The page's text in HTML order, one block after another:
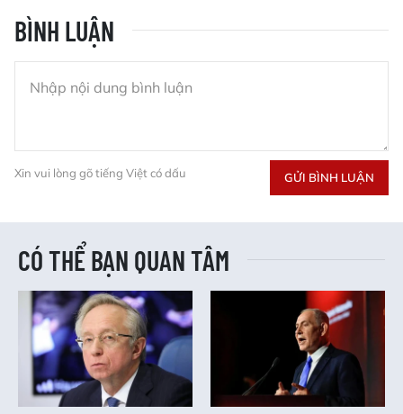
BÌNH LUẬN
Xin vui lòng gõ tiếng Việt có dấu GỬI BÌNH LUẬN
CÓ THỂ BẠN QUAN TÂM